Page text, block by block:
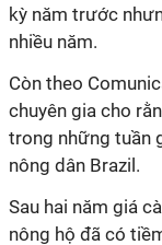
kỳ năm trước
nhiều năm.
Còn theo
chuyên gia cho
trong những tuần
nông dân Brazil.
Sau hai năm giá
nông hộ đã có